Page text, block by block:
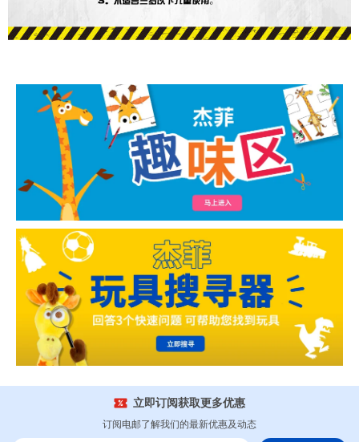
立即订阅获取更多优惠
订阅电邮了解我们的最新优惠及动态